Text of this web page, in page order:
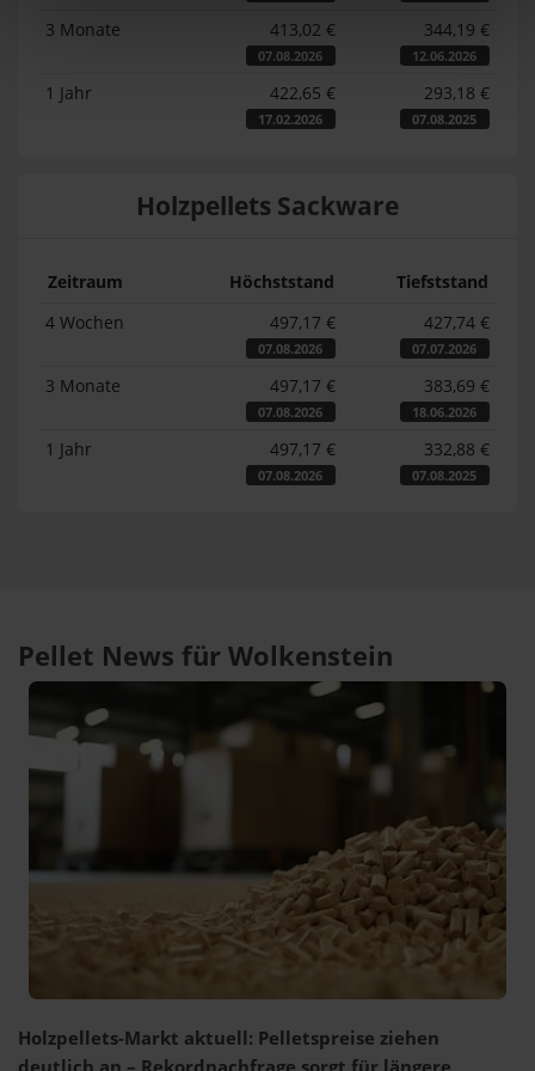
3 Monate 413,02 €
07.08.2026
344,19 €
12.06.2026
1 Jahr 422,65 €
17.02.2026
293,18 €
07.08.2025
Holzpellets Sackware
Zeitraum Höchststand
Tiefststand
4 Wochen
497,17 €
07.08.2026
427,74 €
07.07.2026
3 Monate 497,17 €
07.08.2026
383,69 €
18.06.2026
1 Jahr 497,17 €
07.08.2026
332,88 €
07.08.2025
Pellet News für Wolkenstein
Holzpellets-Markt aktuell: Pelletspreise ziehen